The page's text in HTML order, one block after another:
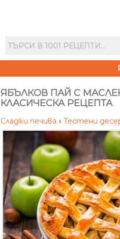
ЯБЪЛКОВ ПАЙ С
КЛАСИЧЕСКА РЕЦЕПТА
Сладки печива › Тестени